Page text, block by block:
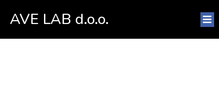
AVE LAB d.o.o.